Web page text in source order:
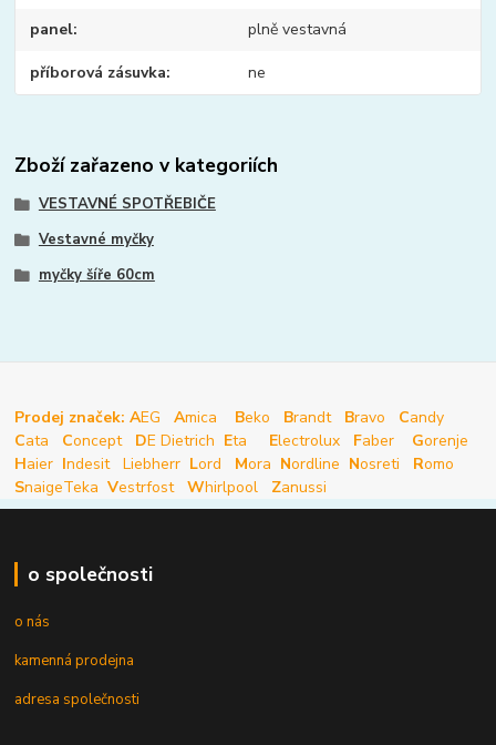
panel plně vestavná
příborová zásuvka ne
Zboží zařazeno v kategoriích
VESTAVNÉ SPOTŘEBIČE
Vestavné myčky
myčky šíře 60cm
Prodej značek: AEG Amica Beko Brandt Bravo Candy
Cata Concept DE Dietrich Eta Electrolux Faber Gorenje
Haier Indesit Liebherr Lord Mora Nordline Nosreti Romo
SnaigeTeka Vestrfost Whirlpool Zanussi
o společnosti
o nás
kamenná prodejna
adresa společnosti